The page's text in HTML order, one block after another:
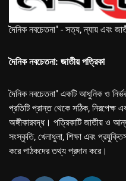
দৈনিক নবচেতনা" - সত্য, ন্যায় এবং
দৈনিক নবচেতনা: জাতীয় পত্রিকা
দৈনিক নবচেতনা" একটি আধুনিক ও
প্রতিটি প্রান্ত থেকে সঠিক, নিরপেক্ষ
অঙ্গীকারবদ্ধ। পত্রিকাটি জাতীয় ও
সংস্কৃতি, খেলাধুলা, শিক্ষা এবং
করে পাঠকদের তথ্য প্রদান করে।